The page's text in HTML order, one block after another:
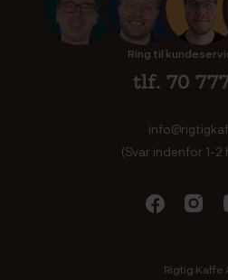
Ring til
tlf. 70
(Svar indenfor 1-2
Rigtig Kaffe